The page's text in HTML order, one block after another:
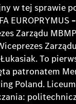
w tej sprawie
EUROPRYMUS –
Zarządu
To
patronatem
Poland.